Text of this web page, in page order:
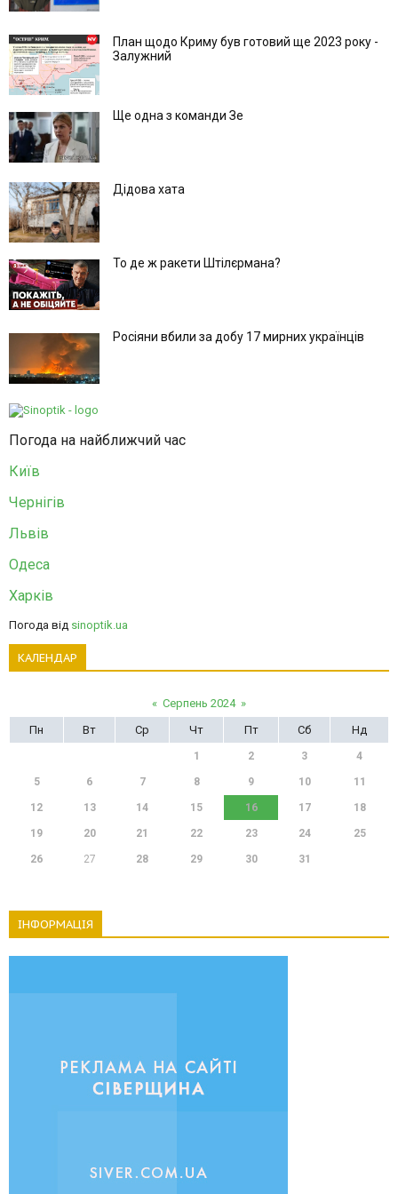
План щодо Криму був готовий ще 2023 року -
Залужний
Ще одна з команди Зе
Дідова хата
То де ж ракети Штілєрмана?
Росіяни вбили за добу 17 мирних українців
Погода на найближчий час
Київ
Чернігів
Львів
Одеса
Харків
Погода від sinoptik.ua
КАЛЕНДАР
« Серпень 2024 »
Пн
Вт Ср Чт Пт Сб Нд
1 2 3 4
5 6 7 8 9 10 11
12 13 14 15 16 17 18
19 20 21 22 23 24 25
26 27 28 29 30 31
ІНФОРМАЦІЯ